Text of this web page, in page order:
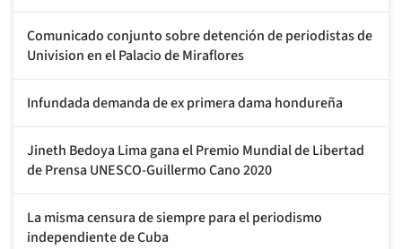
Comunicado conjunto sobre detención de periodistas de
Univision en el Palacio de Miraflores
Infundada demanda de ex primera dama hondureña
Jineth Bedoya Lima gana el Premio Mundial de Libertad
de Prensa UNESCO-Guillermo Cano 2020
La misma censura de siempre para el periodismo
independiente de Cuba